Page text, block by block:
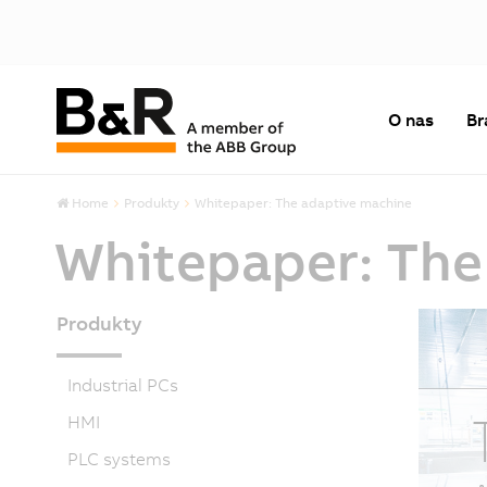
O nas
Home Produkty Whitepaper: The adaptive machine
Whitepaper:
Produkty
Industrial PCs
HMI
PLC systems